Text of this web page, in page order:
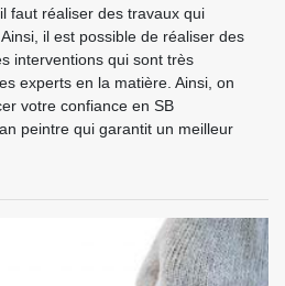
faut réaliser des travaux qui
il est possible de réaliser des
interventions qui sont très
experts en la matière. Ainsi, on
votre confiance en SB
peintre qui garantit un meilleur